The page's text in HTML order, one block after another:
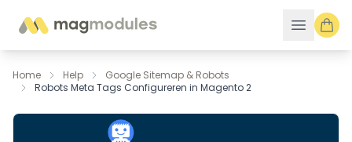
Home Help
Google Sitemap & Robots
Robots Meta Tags Configureren in Magento 2